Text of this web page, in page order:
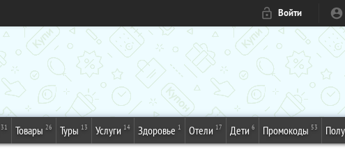
Войти
31 Товары 26 Туры 13 Услуги 14 Здоровье 1 Отели 17 Дети 6 Промокоды 53